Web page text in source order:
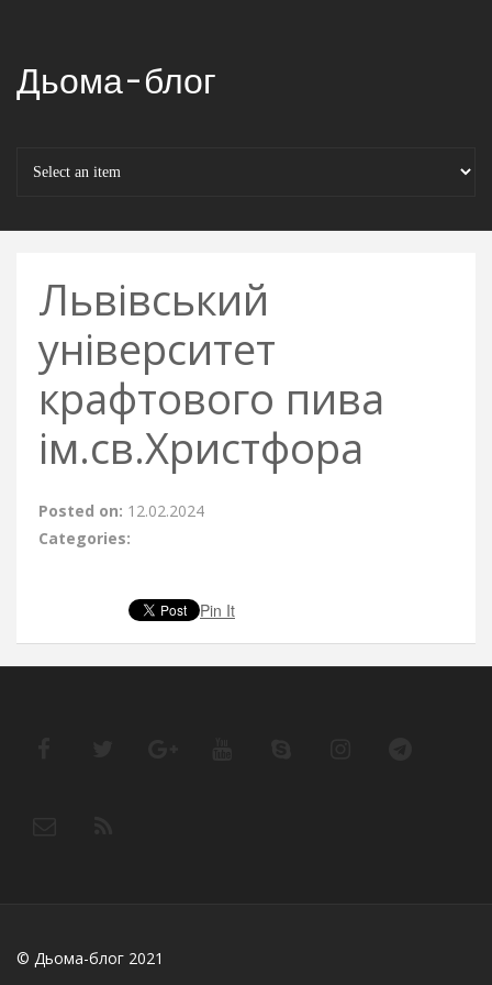
Дьома-блог
Львівський
університет
крафтового пива
ім.св.Христфора
Posted on: 12.02.2024
Categories:
Pin It
© Дьома-блог 2021